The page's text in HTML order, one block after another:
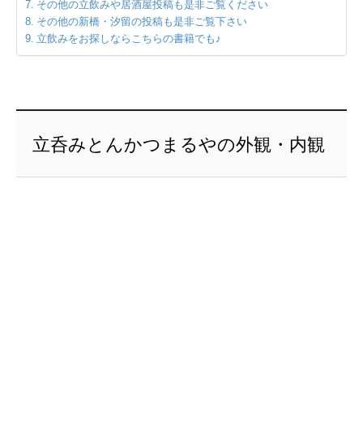
その他の立飲みや居酒屋投稿も是非ご覧ください
その他の新橋・汐留の投稿も是非ご覧下さい
立飲みをお探しならこちらの書籍でも♪
立呑みとんかつまるやの外観・内観